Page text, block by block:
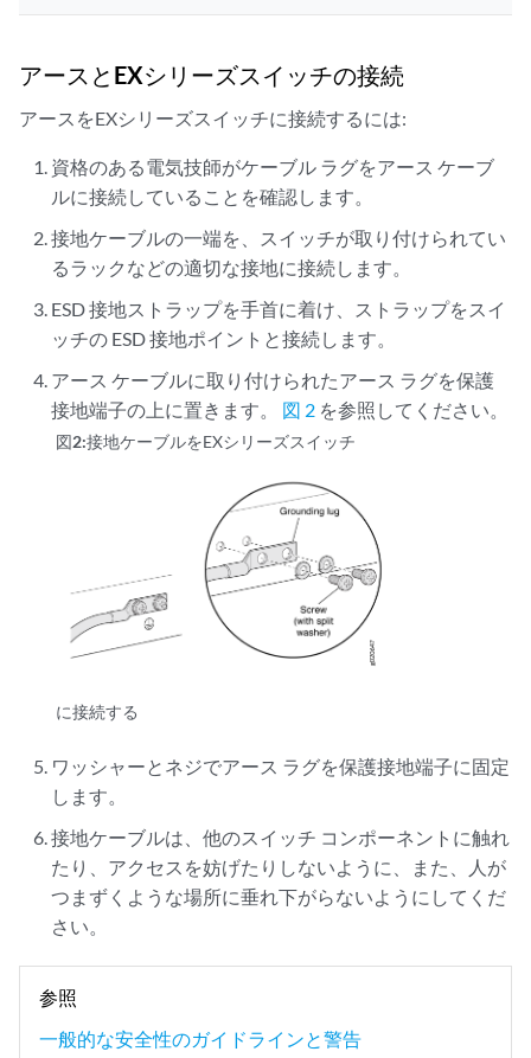
アースとEXシリーズスイッチの接続
アースをEXシリーズスイッチに接続するには:
資格のある電気技師がケーブル ラグをアース ケーブ
ルに接続していることを確認します。
接地ケーブルの一端を、スイッチが取り付けられてい
るラックなどの適切な接地に接続します。
ESD 接地ストラップを手首に着け、ストラップをスイ
ッチの ESD 接地ポイントと接続します。
アース ケーブルに取り付けられたアース ラグを保護
接地端子の上に置きます。 図 2 を参照してください。
図2:接地ケーブルをEXシリーズスイッチ
に接続する
ワッシャーとネジでアース ラグを保護接地端子に固定
します。
接地ケーブルは、他のスイッチ コンポーネントに触れ
たり、アクセスを妨げたりしないように、また、人が
つまずくような場所に垂れ下がらないようにしてくだ
さい。
参照
一般的な安全性のガイドラインと警告